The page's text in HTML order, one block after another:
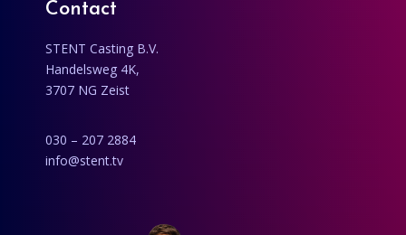
Contact
STENT Casting B.V.
Handelsweg 4K,
3707 NG Zeist
030 – 207 2884
info@stent.tv